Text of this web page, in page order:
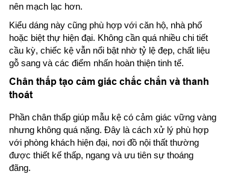
nên mạch lạc hơn.
Kiểu dáng này cũng phù hợp với căn hộ, nhà phố
hoặc biệt thự hiện đại. Không cần quá nhiều chi tiết
cầu kỳ, chiếc kệ vẫn nổi bật nhờ tỷ lệ đẹp, chất liệu
gỗ sang và các điểm nhấn hoàn thiện tinh tế.
Chân thấp tạo cảm giác chắc chắn và thanh
thoát
Phần chân thấp giúp mẫu kệ có cảm giác vững vàng
nhưng không quá nặng. Đây là cách xử lý phù hợp
với phòng khách hiện đại, nơi đồ nội thất thường
được thiết kế thấp, ngang và ưu tiên sự thoáng
đãng.